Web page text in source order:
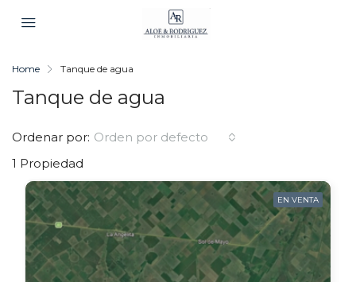
Home Tanque de agua
Tanque de agua
1 Propiedad
Ordenar por: Orden por defecto
EN VENTA